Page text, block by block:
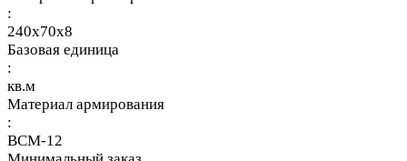
:
240x70x8
Базовая единица
:
кв.м
Материал армирования
:
ВСМ-12